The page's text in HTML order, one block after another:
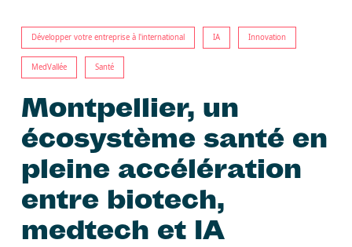
Développer votre entreprise à l'international IA Innovation
MedVallée Santé
Montpellier, un
écosystème santé en
pleine accélération
entre biotech,
medtech et IA